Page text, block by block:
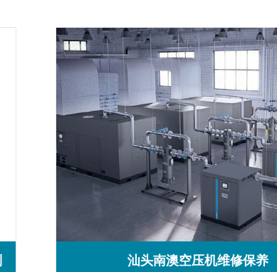
汕头南澳空压机维修保养